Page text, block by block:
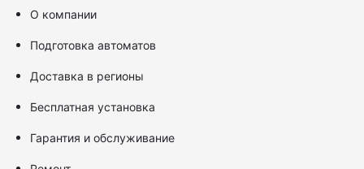
О компании
Подготовка автоматов
Доставка в регионы
Бесплатная установка
Гарантия и обслуживание